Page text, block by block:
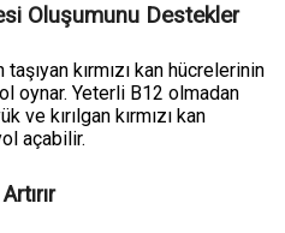
Oluşumunu Destekler
kırmızı kan hücrelerinin
oynar. Yeterli B12 olmadan
ve kırılgan kırmızı kan
açabilir.